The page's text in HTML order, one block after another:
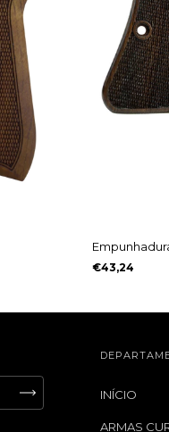
€43,24
INÍCIO
ARMAS